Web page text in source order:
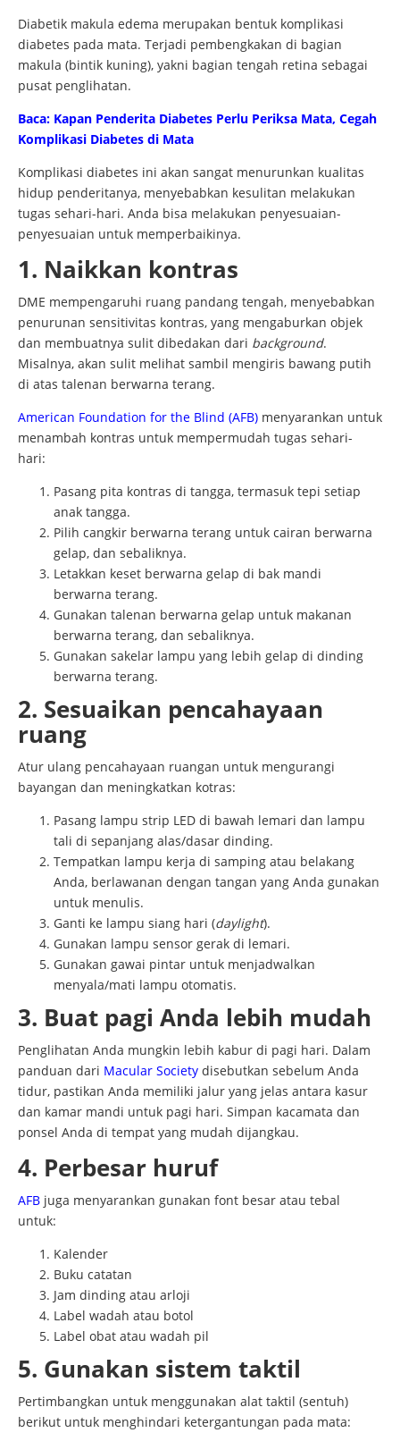
Diabetik makula edema merupakan bentuk komplikasi
diabetes pada mata. Terjadi pembengkakan di bagian
makula (bintik kuning), yakni bagian tengah retina sebagai
pusat penglihatan.
Baca: Kapan Penderita Diabetes Perlu Periksa Mata, Cegah
Komplikasi Diabetes di Mata
Komplikasi diabetes ini akan sangat menurunkan kualitas
hidup penderitanya, menyebabkan kesulitan melakukan
tugas sehari-hari. Anda bisa melakukan penyesuaian-
penyesuaian untuk memperbaikinya.
1. Naikkan kontras
DME mempengaruhi ruang pandang tengah, menyebabkan
penurunan sensitivitas kontras, yang mengaburkan objek
dan membuatnya sulit dibedakan dari background.
Misalnya, akan sulit melihat sambil mengiris bawang putih
di atas talenan berwarna terang.
American Foundation for the Blind (AFB) menyarankan untuk
menambah kontras untuk mempermudah tugas sehari-
hari:
Pasang pita kontras di tangga, termasuk tepi setiap
anak tangga.
Pilih cangkir berwarna terang untuk cairan berwarna
gelap, dan sebaliknya.
Letakkan keset berwarna gelap di bak mandi
berwarna terang.
Gunakan talenan berwarna gelap untuk makanan
berwarna terang, dan sebaliknya.
Gunakan sakelar lampu yang lebih gelap di dinding
berwarna terang.
2. Sesuaikan pencahayaan
ruang
Atur ulang pencahayaan ruangan untuk mengurangi
bayangan dan meningkatkan kotras:
Pasang lampu strip LED di bawah lemari dan lampu
tali di sepanjang alas/dasar dinding.
Tempatkan lampu kerja di samping atau belakang
Anda, berlawanan dengan tangan yang Anda gunakan
untuk menulis.
Ganti ke lampu siang hari (daylight).
Gunakan lampu sensor gerak di lemari.
Gunakan gawai pintar untuk menjadwalkan
menyala/mati lampu otomatis.
3. Buat pagi Anda lebih mudah
Penglihatan Anda mungkin lebih kabur di pagi hari. Dalam
panduan dari Macular Society disebutkan sebelum Anda
tidur, pastikan Anda memiliki jalur yang jelas antara kasur
dan kamar mandi untuk pagi hari. Simpan kacamata dan
ponsel Anda di tempat yang mudah dijangkau.
4. Perbesar huruf
AFB juga menyarankan gunakan font besar atau tebal
untuk:
Kalender
Buku catatan
Jam dinding atau arloji
Label wadah atau botol
Label obat atau wadah pil
5. Gunakan sistem taktil
Pertimbangkan untuk menggunakan alat taktil (sentuh)
berikut untuk menghindari ketergantungan pada mata: